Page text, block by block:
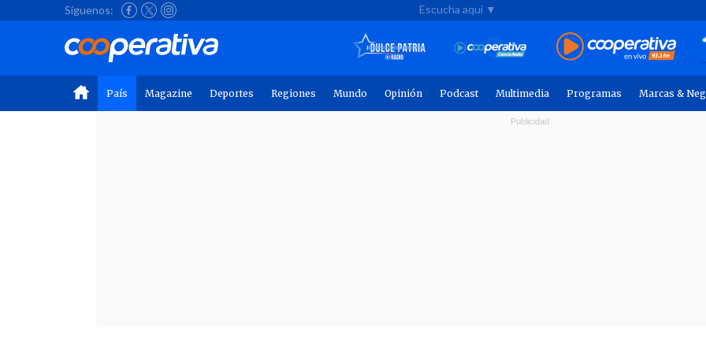
Síguenos: Escucha aquí ▼
País Magazine Deportes Regiones Mundo Opinión Podcast Multimedia Programas Marcas &